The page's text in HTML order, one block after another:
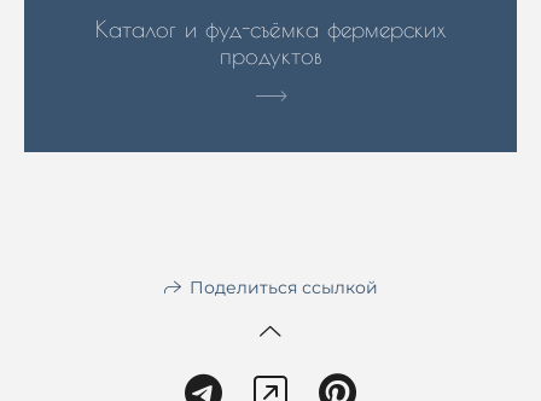
Каталог и фуд-съёмка фермерских
продуктов
Поделиться ссылкой